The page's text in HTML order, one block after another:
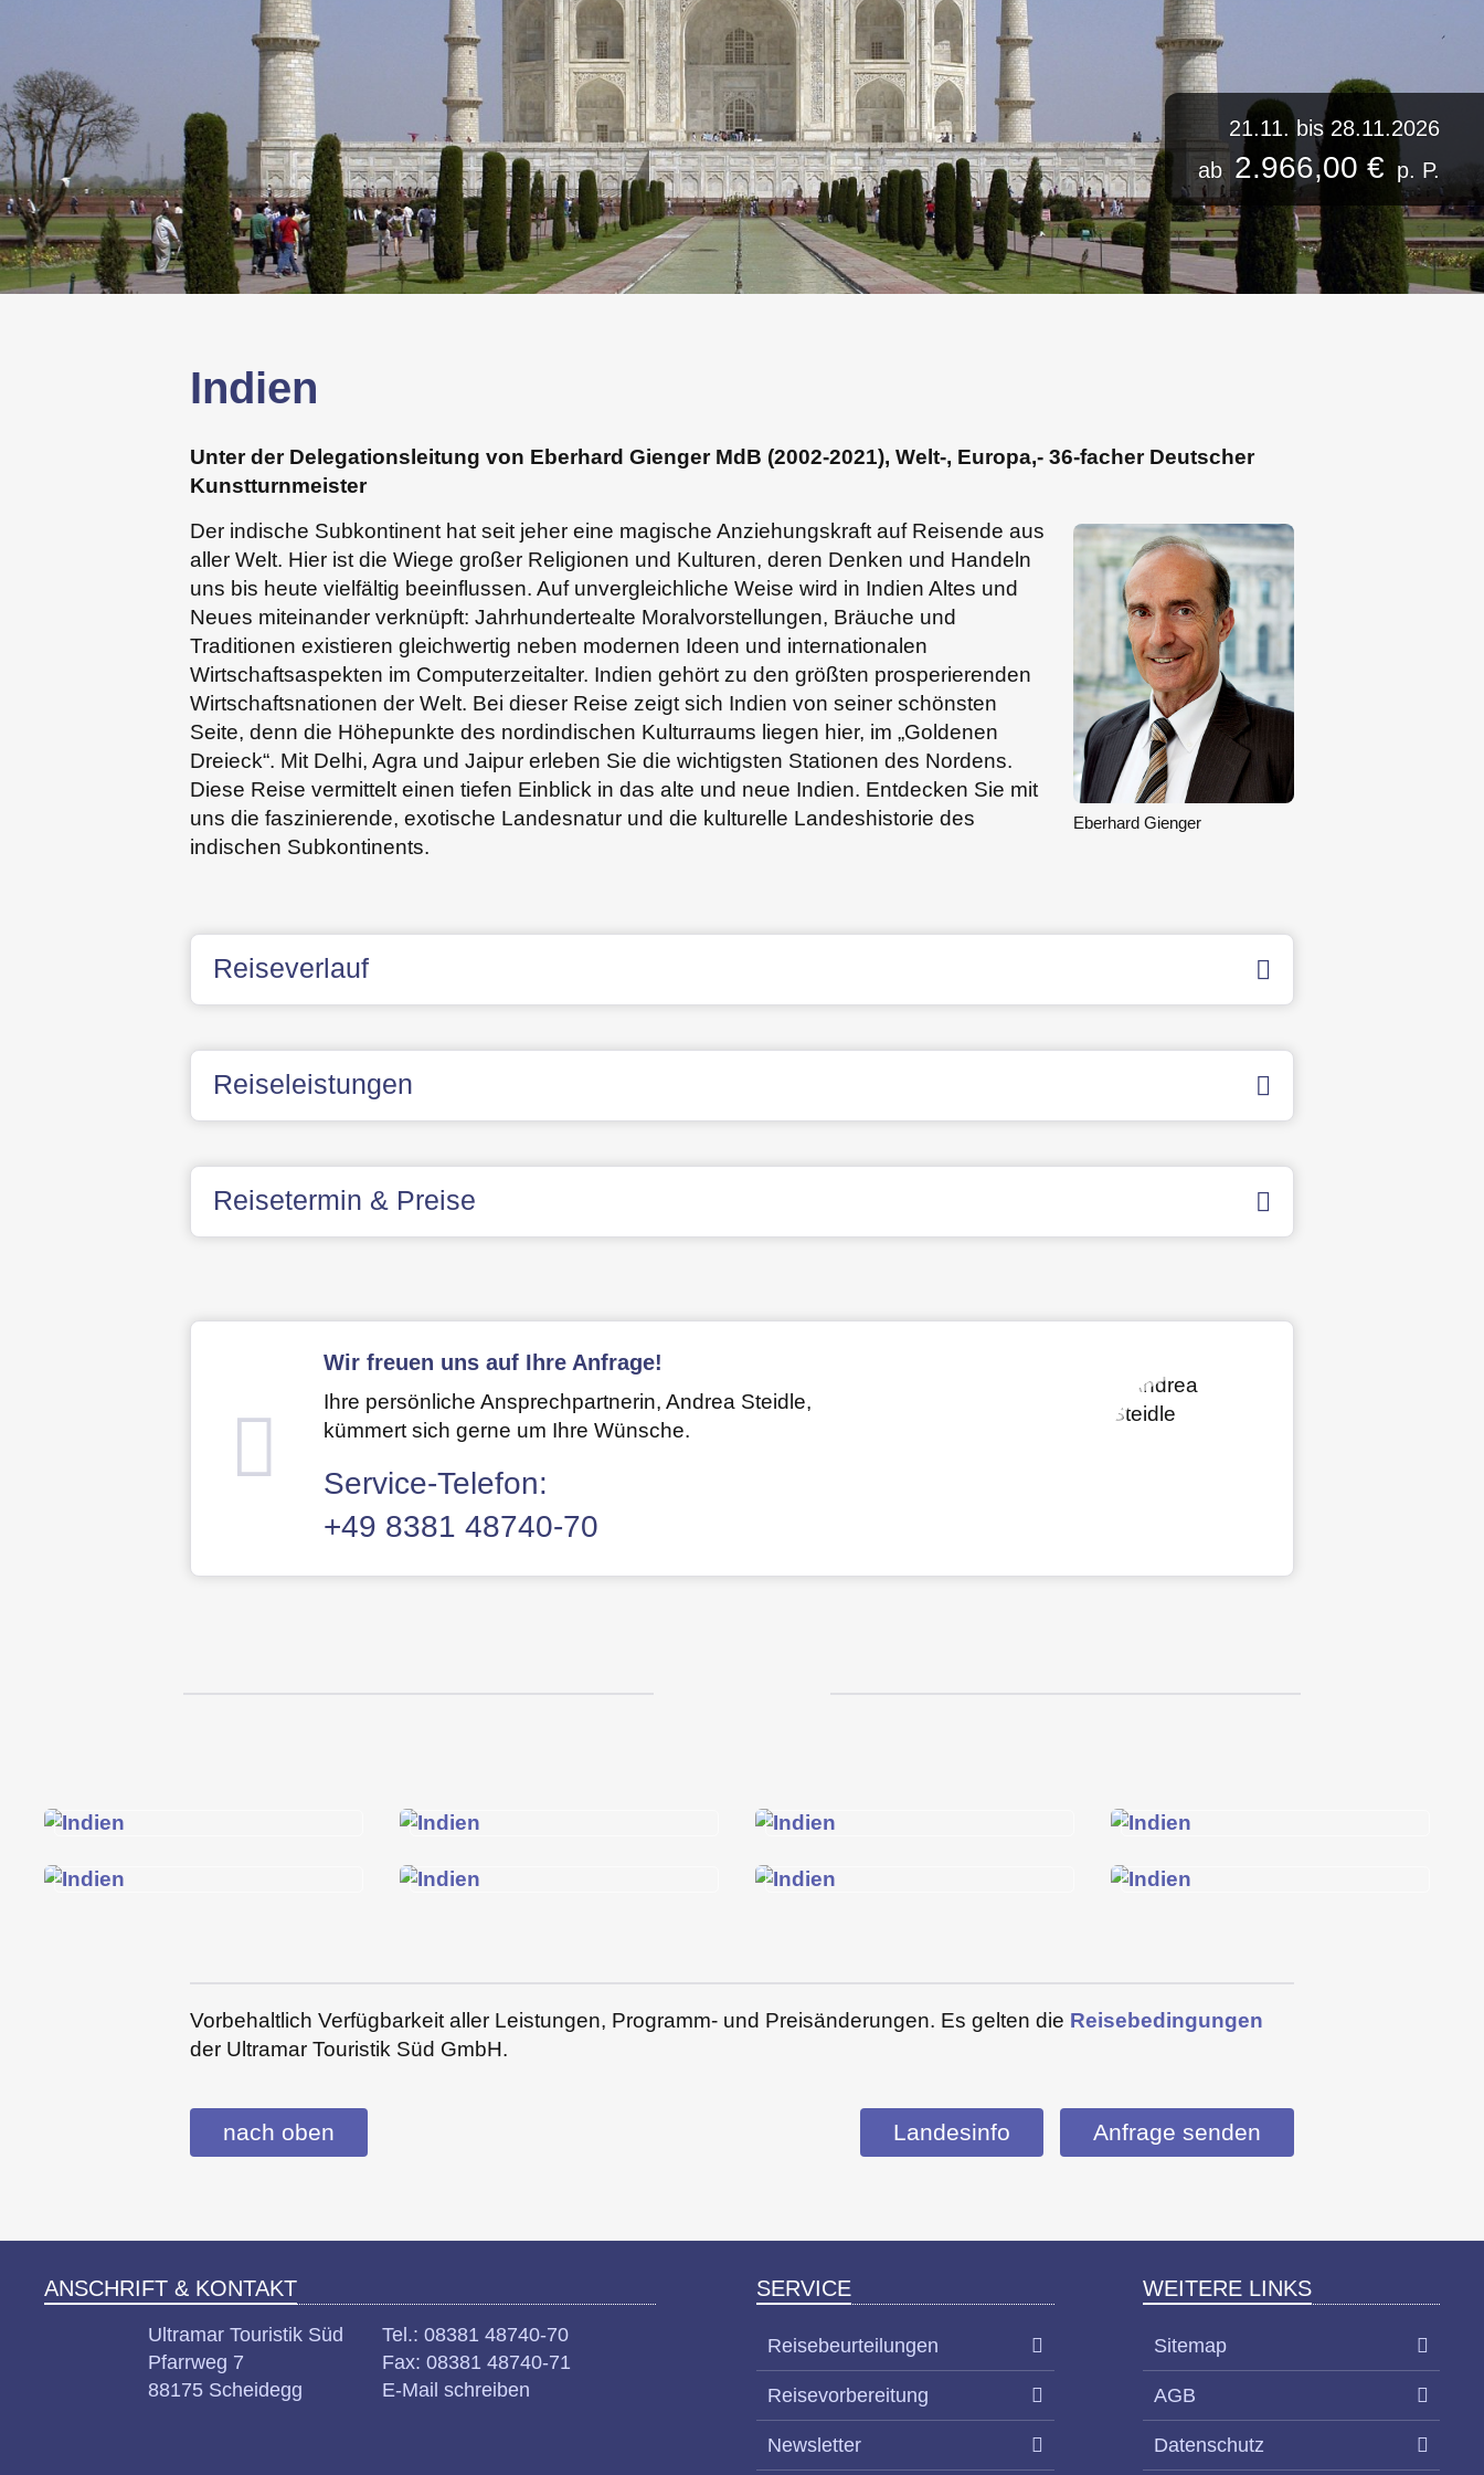
21.11. bis 28.11.2026
ab 2.966,00 € p. P.
Indien
Unter der Delegationsleitung von Eberhard Gienger MdB (2002-2021), Welt-, Europa,- 36-facher Deutscher
Kunstturnmeister
Eberhard Gienger
Der indische Subkontinent hat seit jeher eine magische Anziehungskraft auf Reisende aus
aller Welt. Hier ist die Wiege großer Religionen und Kulturen, deren Denken und Handeln
uns bis heute vielfältig beeinflussen. Auf unvergleichliche Weise wird in Indien Altes und
Neues miteinander verknüpft: Jahrhundertealte Moralvorstellungen, Bräuche und
Traditionen existieren gleichwertig neben modernen Ideen und internationalen
Wirtschaftsaspekten im Computerzeitalter. Indien gehört zu den größten prosperierenden
Wirtschaftsnationen der Welt. Bei dieser Reise zeigt sich Indien von seiner schönsten
Seite, denn die Höhepunkte des nordindischen Kulturraums liegen hier, im „Goldenen
Dreieck“. Mit Delhi, Agra und Jaipur erleben Sie die wichtigsten Stationen des Nordens.
Diese Reise vermittelt einen tiefen Einblick in das alte und neue Indien. Entdecken Sie mit
uns die faszinierende, exotische Landesnatur und die kulturelle Landeshistorie des
indischen Subkontinents.
Reiseverlauf
Reiseleistungen
Reisetermin & Preise
Wir freuen uns auf Ihre Anfrage!
Ihre persönliche Ansprechpartnerin, Andrea Steidle,
kümmert sich gerne um Ihre Wünsche.
Service-Telefon:
+49 8381 48740-70
Vorbehaltlich Verfügbarkeit aller Leistungen, Programm- und Preisänderungen. Es gelten die Reisebedingungen
der Ultramar Touristik Süd GmbH.
nach oben Anfrage senden
Landesinfo
ANSCHRIFT & KONTAKT
Ultramar Touristik Süd
Pfarrweg 7
88175 Scheidegg
Tel.: 08381 48740-70
Fax: 08381 48740-71
E-Mail schreiben
SERVICE
Reisebeurteilungen
Reisevorbereitung
Newsletter
WEITERE LINKS
Sitemap
AGB
Datenschutz